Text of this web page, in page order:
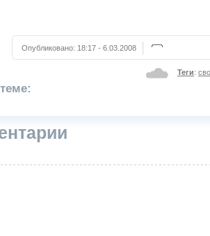
Опубликовано: 18:17 - 6.03.2008
Теги: